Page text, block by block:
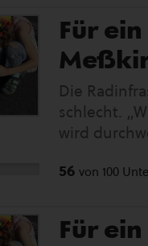
Resonanz
weltweite
bunten
Straße.
setzt sich
es hier:
Für
Die
schlecht.
wird
sein. Dazu
es an
56 von 100
Für